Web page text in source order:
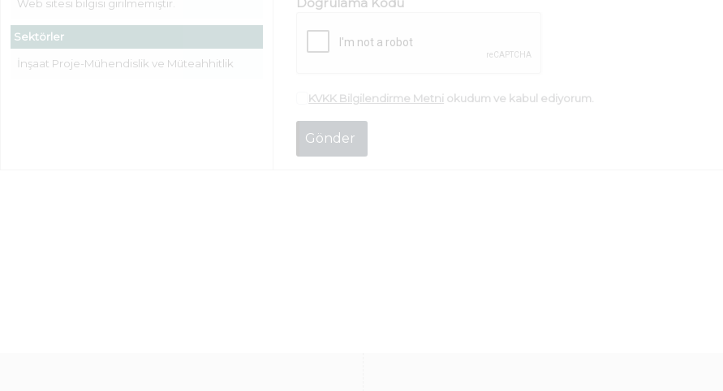
Web sitesi bilgisi girilmemiştir.
Sektörler
İnşaat Proje-Mühendislik ve Müteahhitlik
KVKK Bilgilendirme Metni okudum ve kabul ediyorum.